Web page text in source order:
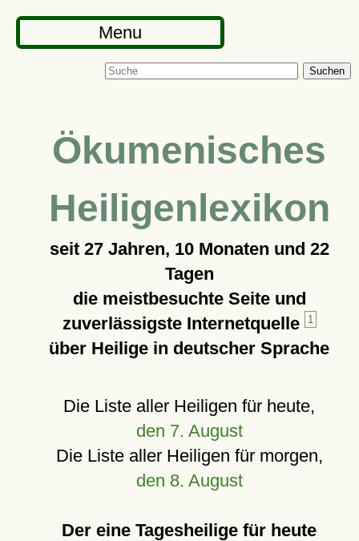
Menu
Suchen
Ökumenisches
Heiligenlexikon
seit 27 Jahren, 10 Monaten und 22
Tagen
die meistbesuchte Seite und
zuverlässigste Internetquelle
1
über Heilige in deutscher Sprache
Die Liste aller Heiligen für heute,
den 7. August
Die Liste aller Heiligen für morgen,
den 8. August
Der eine Tagesheilige für heute